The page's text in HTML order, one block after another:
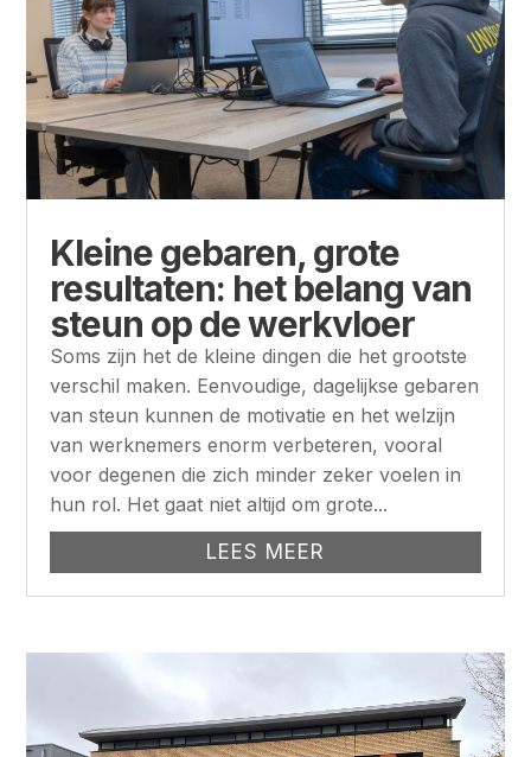
Kleine gebaren, grote
resultaten: het belang van
steun op de werkvloer
Soms zijn het de kleine dingen die het grootste
verschil maken. Eenvoudige, dagelijkse gebaren
van steun kunnen de motivatie en het welzijn
van werknemers enorm verbeteren, vooral
voor degenen die zich minder zeker voelen in
hun rol. Het gaat niet altijd om grote...
LEES MEER